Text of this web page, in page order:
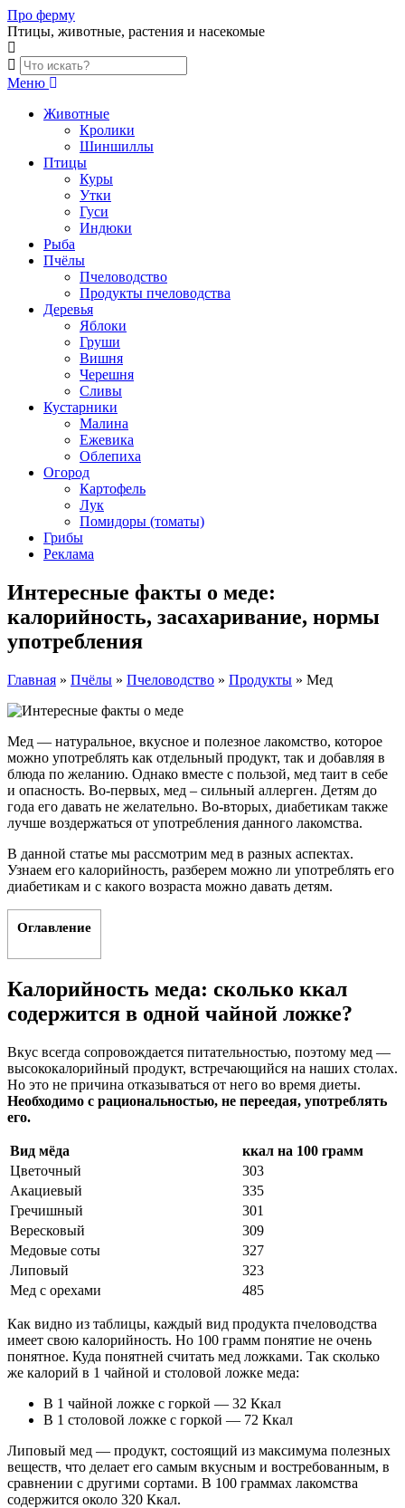
Skip
to
content
Про ферму
Птицы, животные, растения и насекомые
Меню
Животные
Кролики
Шиншиллы
Птицы
Куры
Утки
Гуси
Индюки
Рыба
Пчёлы
Пчеловодство
Продукты пчеловодства
Деревья
Яблоки
Груши
Вишня
Черешня
Сливы
Кустарники
Малина
Ежевика
Облепиха
Огород
Картофель
Лук
Помидоры (томаты)
Грибы
Реклама
Интересные факты о меде:
калорийность, засахаривание, нормы
употребления
Главная » Пчёлы » Пчеловодство » Продукты » Мед
Мед — натуральное, вкусное и полезное лакомство, которое
можно употреблять как отдельный продукт, так и добавляя в
блюда по желанию. Однако вместе с пользой, мед таит в себе
и опасность. Во-первых, мед – сильный аллерген. Детям до
года его давать не желательно. Во-вторых, диабетикам также
лучше воздержаться от употребления данного лакомства.
В данной статье мы рассмотрим мед в разных аспектах.
Узнаем его калорийность, разберем можно ли употреблять его
диабетикам и с какого возраста можно давать детям.
Оглавление
Калорийность меда: сколько ккал
содержится в одной чайной ложке?
Вкус всегда сопровождается питательностью, поэтому мед —
высококалорийный продукт, встречающийся на наших столах.
Но это не причина отказываться от него во время диеты.
Необходимо с рациональностью, не переедая, употреблять
его.
Вид мёда
ккал на 100 грамм
Цветочный
303
Акациевый
335
Гречишный
301
Вересковый
309
Медовые соты
327
Липовый
323
Мед с орехами
485
Как видно из таблицы, каждый вид продукта пчеловодства
имеет свою калорийность. Но 100 грамм понятие не очень
понятное. Куда понятней считать мед ложками. Так сколько
же калорий в 1 чайной и столовой ложке меда:
В 1 чайной ложке с горкой — 32 Ккал
В 1 столовой ложке с горкой — 72 Ккал
Липовый мед — продукт, состоящий из максимума полезных
веществ, что делает его самым вкусным и востребованным, в
сравнении с другими сортами. В 100 граммах лакомства
содержится около 320 Ккал.